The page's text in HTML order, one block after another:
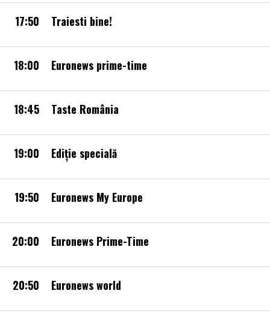
17:50 Traiesti bine!
18:00 Euronews prime-time
18:45 Taste România
19:00 Ediție specială
19:50 Euronews My Europe
20:00 Euronews Prime-Time
20:50 Euronews world